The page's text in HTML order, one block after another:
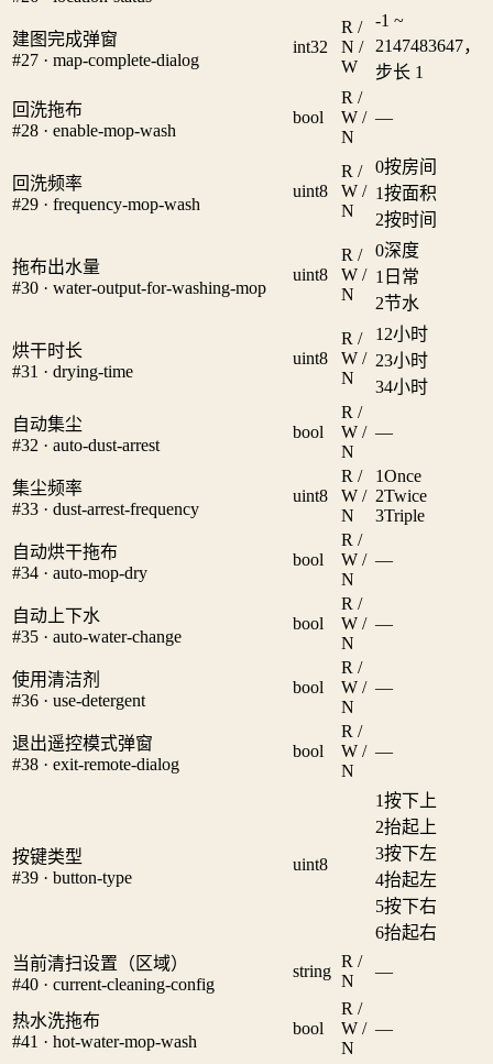
建图完成弹窗
#27 · map-complete-dialog
int32
R /
N /
W
-1 ~
2147483647，
步长 1
回洗拖布
#28 · enable-mop-wash
bool
R /
W /
N
—
回洗频率
#29 · frequency-mop-wash
uint8
R /
W /
N
0按房间
1按面积
2按时间
拖布出水量
#30 · water-output-for-washing-mop
uint8
R /
W /
N
0深度
1 日常
2节水
烘干时长
#31 · drying-time
uint8
R /
W /
N
1 2小时
23小时
34小时
自动集尘
#32 · auto-dust-arrest
bool
R /
W /
N
—
集尘频率
#33 · dust-arrest-frequency
uint8
R /
W /
N
1Once
2Twice
3Triple
自动烘干拖布
#34 · auto-mop-dry
bool
R /
W /
N
—
自动上下水
#35 · auto-water-change
bool
R /
W /
N
—
使用清洁剂
#36 · use-detergent
bool
R /
W /
N
—
退出遥控模式弹窗
#38 · exit-remote-dialog
bool
R /
W /
N
—
按键类型
#39 · button-type
uint8
1按下上
2抬起上
3按下左
4抬起左
5按下右
6抬起右
当前清扫设置（区域）
#40 · current-cleaning-config
string
R /
N
—
热水洗拖布
#41 · hot-water-mop-wash
bool
R /
W /
N
—